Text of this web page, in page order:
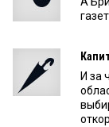
газет..
И за